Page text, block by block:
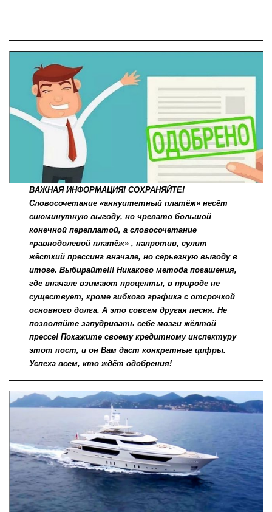
ВАЖНАЯ ИНФОРМАЦИЯ! СОХРАНЯЙТЕ!
Словосочетание «аннуитетный платёж» несёт
сиюминутную выгоду, но чревато большой
конечной переплатой, а словосочетание
«равнодолевой платёж» , напротив, сулит
жёсткий прессинг вначале, но серьезную выгоду в
итоге. Выбирайте!!! Никакого метода погашения,
где вначале взимают проценты, в природе не
существует, кроме гибкого графика с отсрочкой
основного долга. А это совсем другая песня. Не
позволяйте запудривать себе мозги жёлтой
прессе! Покажите своему кредитному инспектуру
этот пост, и он Вам даст конкретные цифры.
Успеха всем, кто ждёт одобрения!